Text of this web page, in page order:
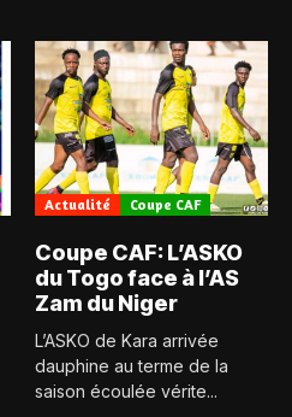
Actualité Coupe CAF
Coupe CAF: L’ASKO
du Togo face à l’AS
Zam du Niger
L’ASKO de Kara arrivée
dauphine au terme de la
saison écoulée vérite...